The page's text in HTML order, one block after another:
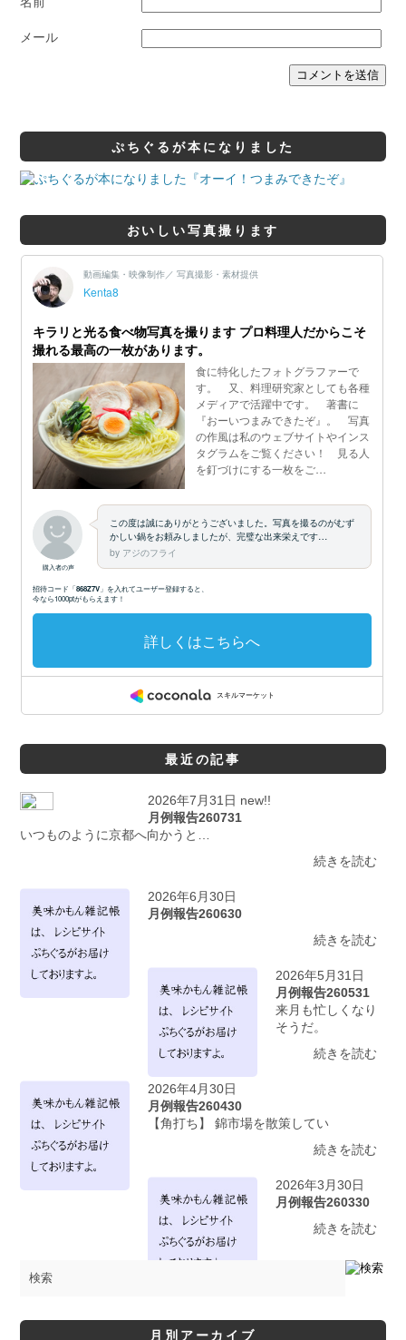
メール
ぷちぐるが本になりました
おいしい写真撮ります
最近の記事
2026年7月31日 new!!
月例報告260731
いつものように京都へ向かうと…
続きを読む
2026年6月30日
月例報告260630
続きを読む
2026年5月31日
月例報告260531
来月も忙しくなり
そうだ。
続きを読む
2026年4月30日
月例報告260430
【角打ち】 錦市場を散策してい
続きを読む
2026年3月30日
月例報告260330
続きを読む
月別アーカイブ